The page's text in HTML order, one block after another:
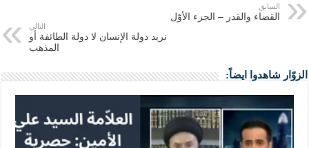
السابق
القضاء والقدر – الجزء الأوّل
التالي
نريد دولة الإنسان لا دولة الطائفة أو
المذهب
الزوّار شاهدوا ايضاً: